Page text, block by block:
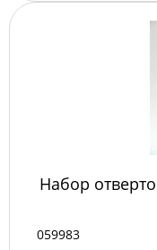
Набор
059983